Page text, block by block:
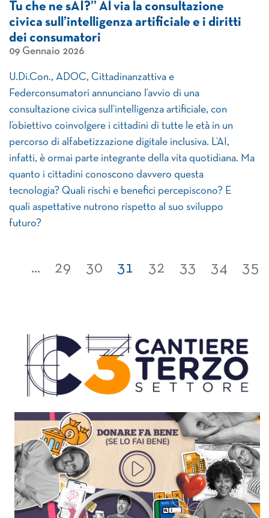
Tu che ne sAI?” Al via la consultazione
civica sull’intelligenza artificiale e i diritti
dei consumatori
09 Gennaio 2026
U.Di.Con., ADOC, Cittadinanzattiva e
Federconsumatori annunciano l’avvio di una
consultazione civica sull’intelligenza artificiale, con
l’obiettivo coinvolgere i cittadini di tutte le età in un
percorso di alfabetizzazione digitale inclusiva. L’AI,
infatti, è ormai parte integrante della vita quotidiana. Ma
quanto i cittadini conoscono davvero questa
tecnologia? Quali rischi e benefici percepiscono? E
quali aspettative nutrono rispetto al suo sviluppo
futuro?
... 29 30 31 32 33 34 35